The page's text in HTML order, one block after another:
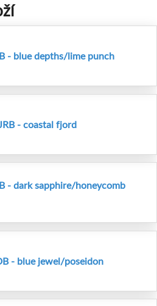
- blue depths/lime punch
- coastal fjord
- dark sapphire/honeycomb
- blue jewel/poseidon